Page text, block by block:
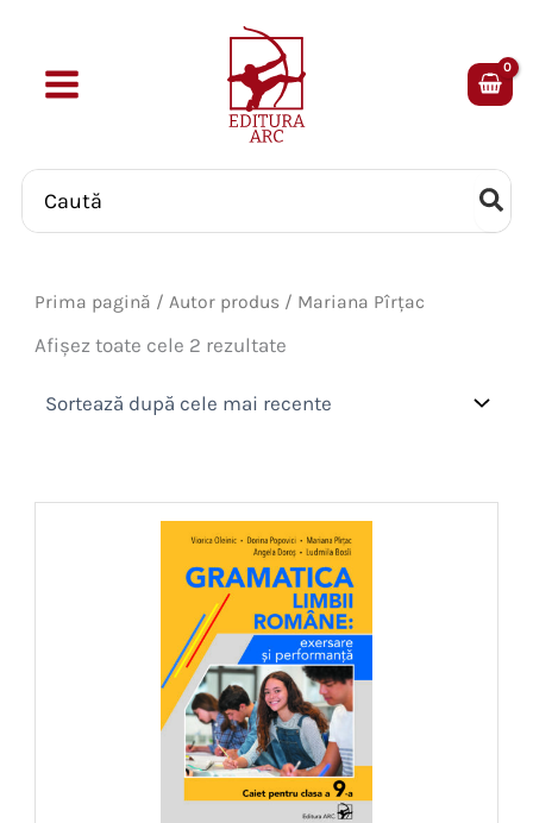
content
Search
for:
Prima pagină / Autor produs / Mariana Pîrțac
Afișez toate cele 2 rezultate
mai